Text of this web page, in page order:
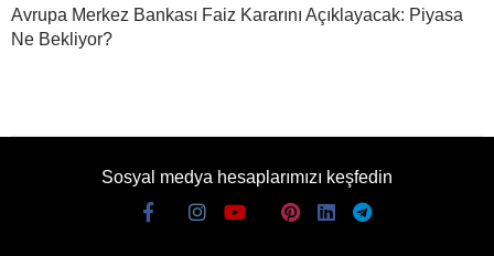
Avrupa Merkez Bankası Faiz Kararını Açıklayacak: Piyasa
Ne Bekliyor?
Sosyal medya hesaplarımızı keşfedin